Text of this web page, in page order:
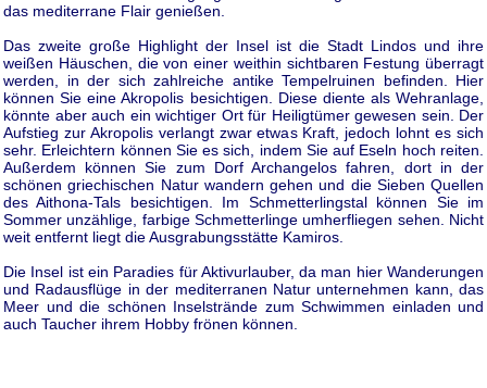
das mediterrane Flair genießen.
Das zweite große Highlight der Insel ist die Stadt Lindos und ihre
weißen Häuschen, die von einer weithin sichtbaren Festung überragt
werden, in der sich zahlreiche antike Tempelruinen befinden. Hier
können Sie eine Akropolis besichtigen. Diese diente als Wehranlage,
könnte aber auch ein wichtiger Ort für Heiligtümer gewesen sein. Der
Aufstieg zur Akropolis verlangt zwar etwas Kraft, jedoch lohnt es sich
sehr. Erleichtern können Sie es sich, indem Sie auf Eseln hoch reiten.
Außerdem können Sie zum Dorf Archangelos fahren, dort in der
schönen griechischen Natur wandern gehen und die Sieben Quellen
des Aithona-Tals besichtigen. Im Schmetterlingstal können Sie im
Sommer unzählige, farbige Schmetterlinge umherfliegen sehen. Nicht
weit entfernt liegt die Ausgrabungsstätte Kamiros.
Die Insel ist ein Paradies für Aktivurlauber, da man hier Wanderungen
und Radausflüge in der mediterranen Natur unternehmen kann, das
Meer und die schönen Inselstrände zum Schwimmen einladen und
auch Taucher ihrem Hobby frönen können.